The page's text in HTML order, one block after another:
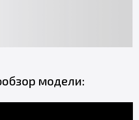
модели: